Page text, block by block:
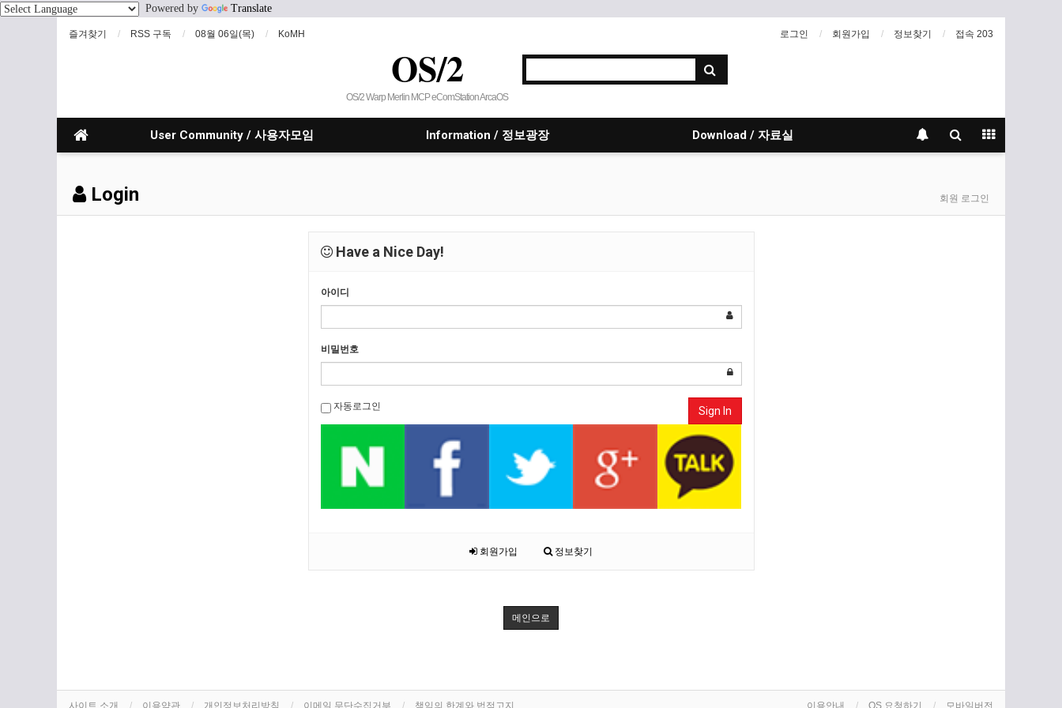
Powered by Translate
즐겨찾기 RSS 구독 08월 06일(목) KoMH 로그인 회원가입 정보찾기 접속 203
OS/2
OS/2 Warp Merlin MCP eComStation ArcaOS
User Community / 사용자모임 Information / 정보광장 Download / 자료실
Login 회원 로그인
Have a Nice Day!
아이디
비밀번호
자동로그인 Sign In
회원가입 정보찾기
메인으로
사이트 소개 이용약관 개인정보처리방침 이메일 무단수집거부 책임의 한계와 법적고지 이용안내 OS 요청하기 모바일버전